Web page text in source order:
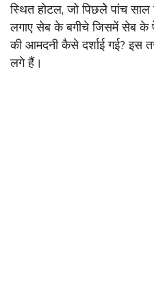
स्थित होटल, जो पिछलेे पांच
लगाए सेब के बगीचे जिसमें सेब
की आमदनी कैसे दर्शाई गई? इस
लगे हैं।